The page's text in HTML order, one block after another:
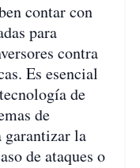
contar con
para
contra
Es esencial
de
de
garantizar la
de ataques o